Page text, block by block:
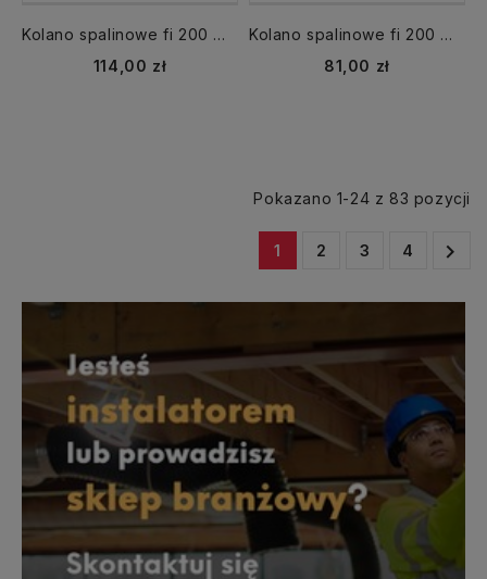
Kolano spalinowe fi 200 mm regulowane KNSR200/90-CZ2
114,00 zł
Kolano spalinowe fi 200 mm kąt 45 KNS200/45-CZ2 regulowane
81,00 zł
Pokazano 1-24 z 83 pozycji
1 2 3 4 